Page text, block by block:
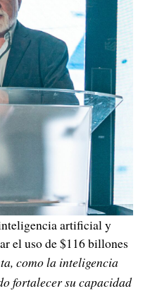
artificial y
el uso de $116 billones
como la inteligencia
fortalecer su capacidad